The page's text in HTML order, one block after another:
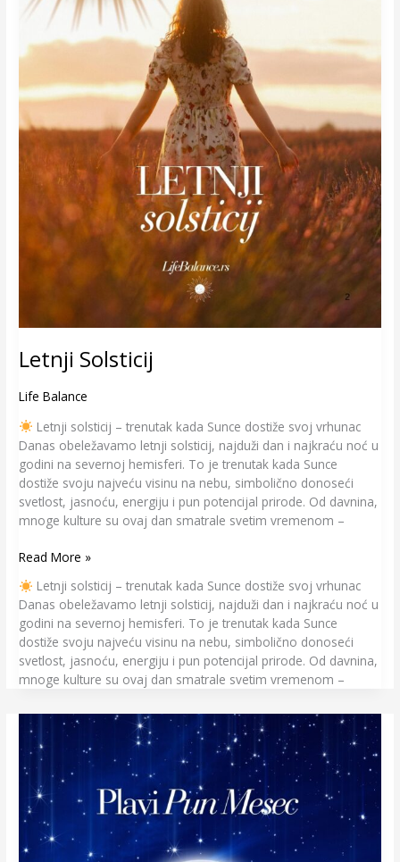
Letnji Solsticij
Life Balance
Letnji solsticij – trenutak kada Sunce dostiže svoj vrhunac
Danas obeležavamo letnji solsticij, najduži dan i najkraću noć u
godini na severnoj hemisferi. To je trenutak kada Sunce
dostiže svoju najveću visinu na nebu, simbolično donoseći
svetlost, jasnoću, energiju i pun potencijal prirode. Od davnina,
mnoge kulture su ovaj dan smatrale svetim vremenom –
Read More »
Letnji solsticij – trenutak kada Sunce dostiže svoj vrhunac
Danas obeležavamo letnji solsticij, najduži dan i najkraću noć u
godini na severnoj hemisferi. To je trenutak kada Sunce
dostiže svoju najveću visinu na nebu, simbolično donoseći
svetlost, jasnoću, energiju i pun potencijal prirode. Od davnina,
mnoge kulture su ovaj dan smatrale svetim vremenom –
Blue
Moon
Plavi
Pun
Mesec
Strelcu